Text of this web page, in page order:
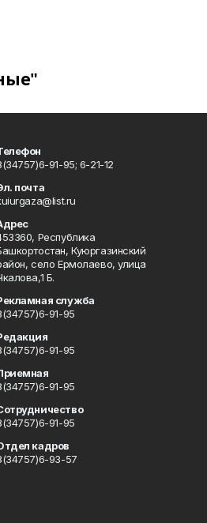
91-95; 6-21-12
почта
Республика
Куюргазинский
село Ермолаево, улица
Б.
служба
91-95
91-95
91-95
91-95
кадров
93-57